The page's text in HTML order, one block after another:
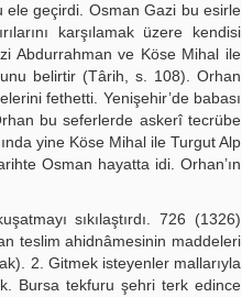
ele geçirdi. Osman Gazi bu esirle
karşılamak üzere kendisi
Abdurrahman ve Köse Mihal ile
belirtir (Târih, s. 108). Orhan
fethetti. Yenişehir’de babası
bu seferlerde askerî tecrübe
yine Köse Mihal ile Turgut Alp
Osman hayatta idi. Orhan’ın
sıkılaştırdı. 726 (1326)
teslim ahidnâmesinin maddeleri
2. Gitmek isteyenler mallarıyla
Bursa tekfuru şehri terk edince